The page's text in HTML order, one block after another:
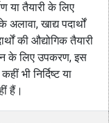
या तैयारी के लिए
खाद्य पदार्थों
की औद्योगिक तैयारी
के लिए उपकरण, इस
भी निर्दिष्ट या
हैं।